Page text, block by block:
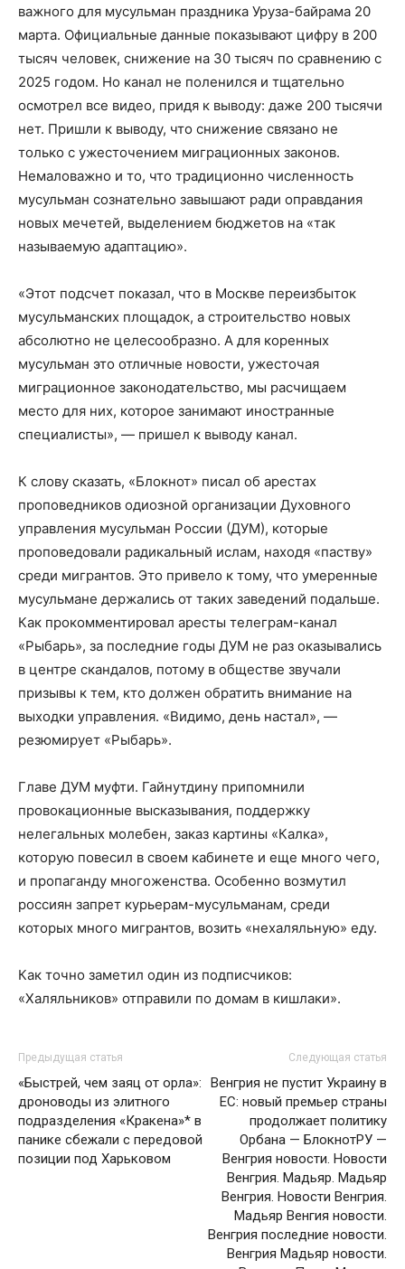
важного для мусульман праздника Уруза-байрама 20
марта. Официальные данные показывают цифру в 200
тысяч человек, снижение на 30 тысяч по сравнению с
2025 годом. Но канал не поленился и тщательно
осмотрел все видео, придя к выводу: даже 200 тысячи
нет. Пришли к выводу, что снижение связано не
только с ужесточением миграционных законов.
Немаловажно и то, что традиционно численность
мусульман сознательно завышают ради оправдания
новых мечетей, выделением бюджетов на «так
называемую адаптацию».
«Этот подсчет показал, что в Москве переизбыток
мусульманских площадок, а строительство новых
абсолютно не целесообразно. А для коренных
мусульман это отличные новости, ужесточая
миграционное законодательство, мы расчищаем
место для них, которое занимают иностранные
специалисты», — пришел к выводу канал.
К слову сказать, «Блокнот» писал об арестах
проповедников одиозной организации Духовного
управления мусульман России (ДУМ), которые
проповедовали радикальный ислам, находя «паству»
среди мигрантов. Это привело к тому, что умеренные
мусульмане держались от таких заведений подальше.
Как прокомментировал аресты телеграм-канал
«Рыбарь», за последние годы ДУМ не раз оказывались
в центре скандалов, потому в обществе звучали
призывы к тем, кто должен обратить внимание на
выходки управления. «Видимо, день настал», —
резюмирует «Рыбарь».
Главе ДУМ муфти. Гайнутдину припомнили
провокационные высказывания, поддержку
нелегальных молебен, заказ картины «Калка»,
которую повесил в своем кабинете и еще много чего,
и пропаганду многоженства. Особенно возмутил
россиян запрет курьерам-мусульманам, среди
которых много мигрантов, возить «нехаляльную» еду.
Как точно заметил один из подписчиков:
«Халяльников» отправили по домам в кишлаки».
Предыдущая статья
«Быстрей, чем заяц от орла»:
дроноводы из элитного
подразделения «Кракена»* в
панике сбежали с передовой
позиции под Харьковом
Следующая статья
Венгрия не пустит Украину в
ЕС: новый премьер страны
продолжает политику
Орбана — БлокнотРУ —
Венгрия новости. Новости
Венгрия. Мадьяр. Мадьяр
Венгрия. Новости Венгрия.
Мадьяр Венгия новости.
Венгрия последние новости.
Венгрия Мадьяр новости.